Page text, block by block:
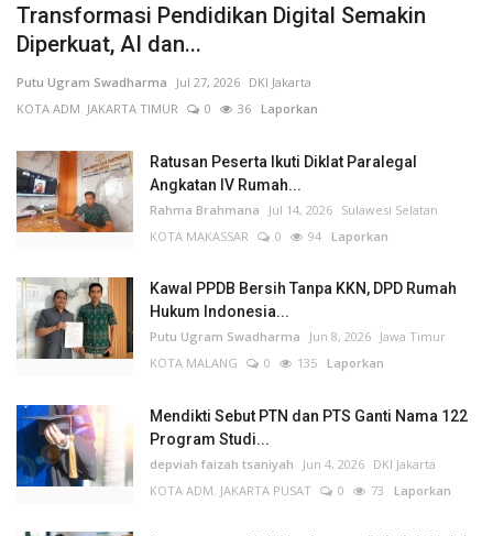
Transformasi Pendidikan Digital Semakin
Diperkuat, AI dan...
Putu Ugram Swadharma Jul 27, 2026 DKI Jakarta
KOTA ADM. JAKARTA TIMUR
0 36 Laporkan
Ratusan Peserta Ikuti Diklat Paralegal
Angkatan IV Rumah...
Rahma Brahmana Jul 14, 2026 Sulawesi Selatan
KOTA MAKASSAR
0 94 Laporkan
Kawal PPDB Bersih Tanpa KKN, DPD Rumah
Hukum Indonesia...
Putu Ugram Swadharma Jun 8, 2026 Jawa Timur
KOTA MALANG
0 135 Laporkan
Mendikti Sebut PTN dan PTS Ganti Nama 122
Program Studi...
depviah faizah tsaniyah Jun 4, 2026 DKI Jakarta
KOTA ADM. JAKARTA PUSAT
0 73 Laporkan